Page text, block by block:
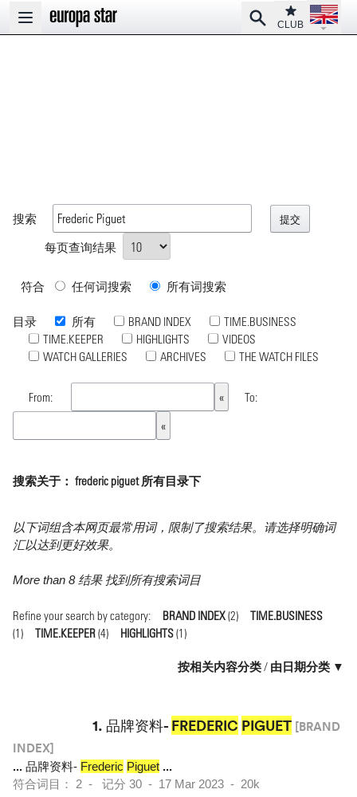
Open main menu
SearchClub
CLUB
Open
搜索
每页查询结果
符合 任何词搜索 所有词搜索
目录 所有 BRAND INDEX
TIME.BUSINESS
TIME.KEEPER
HIGHLIGHTS
VIDEOS
WATCH GALLERIES
ARCHIVES THE WATCH FILES
From: To:
搜索关于： frederic piguet 所有目录下
以下词组含本网页最常用词，限制了搜索结果。请选择明确词
汇以达到更好效果。
More than 8 结果 找到所有搜索词目
Refine your search by category: BRAND INDEX(2)
TIME.BUSINESS
(1)
TIME.KEEPER(4) HIGHLIGHTS(1)
按相关内容分类/ 由日期分类 ▼
1. 品牌资料- FREDERIC PIGUET [BRAND
INDEX]
... 品牌资料- Frederic Piguet ...
符合词目： 2 - 记分 30 - 17 Mar 2023 - 20k